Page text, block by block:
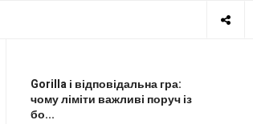
Gorilla і відповідальна гра:
чому ліміти важливі поруч із
бо...